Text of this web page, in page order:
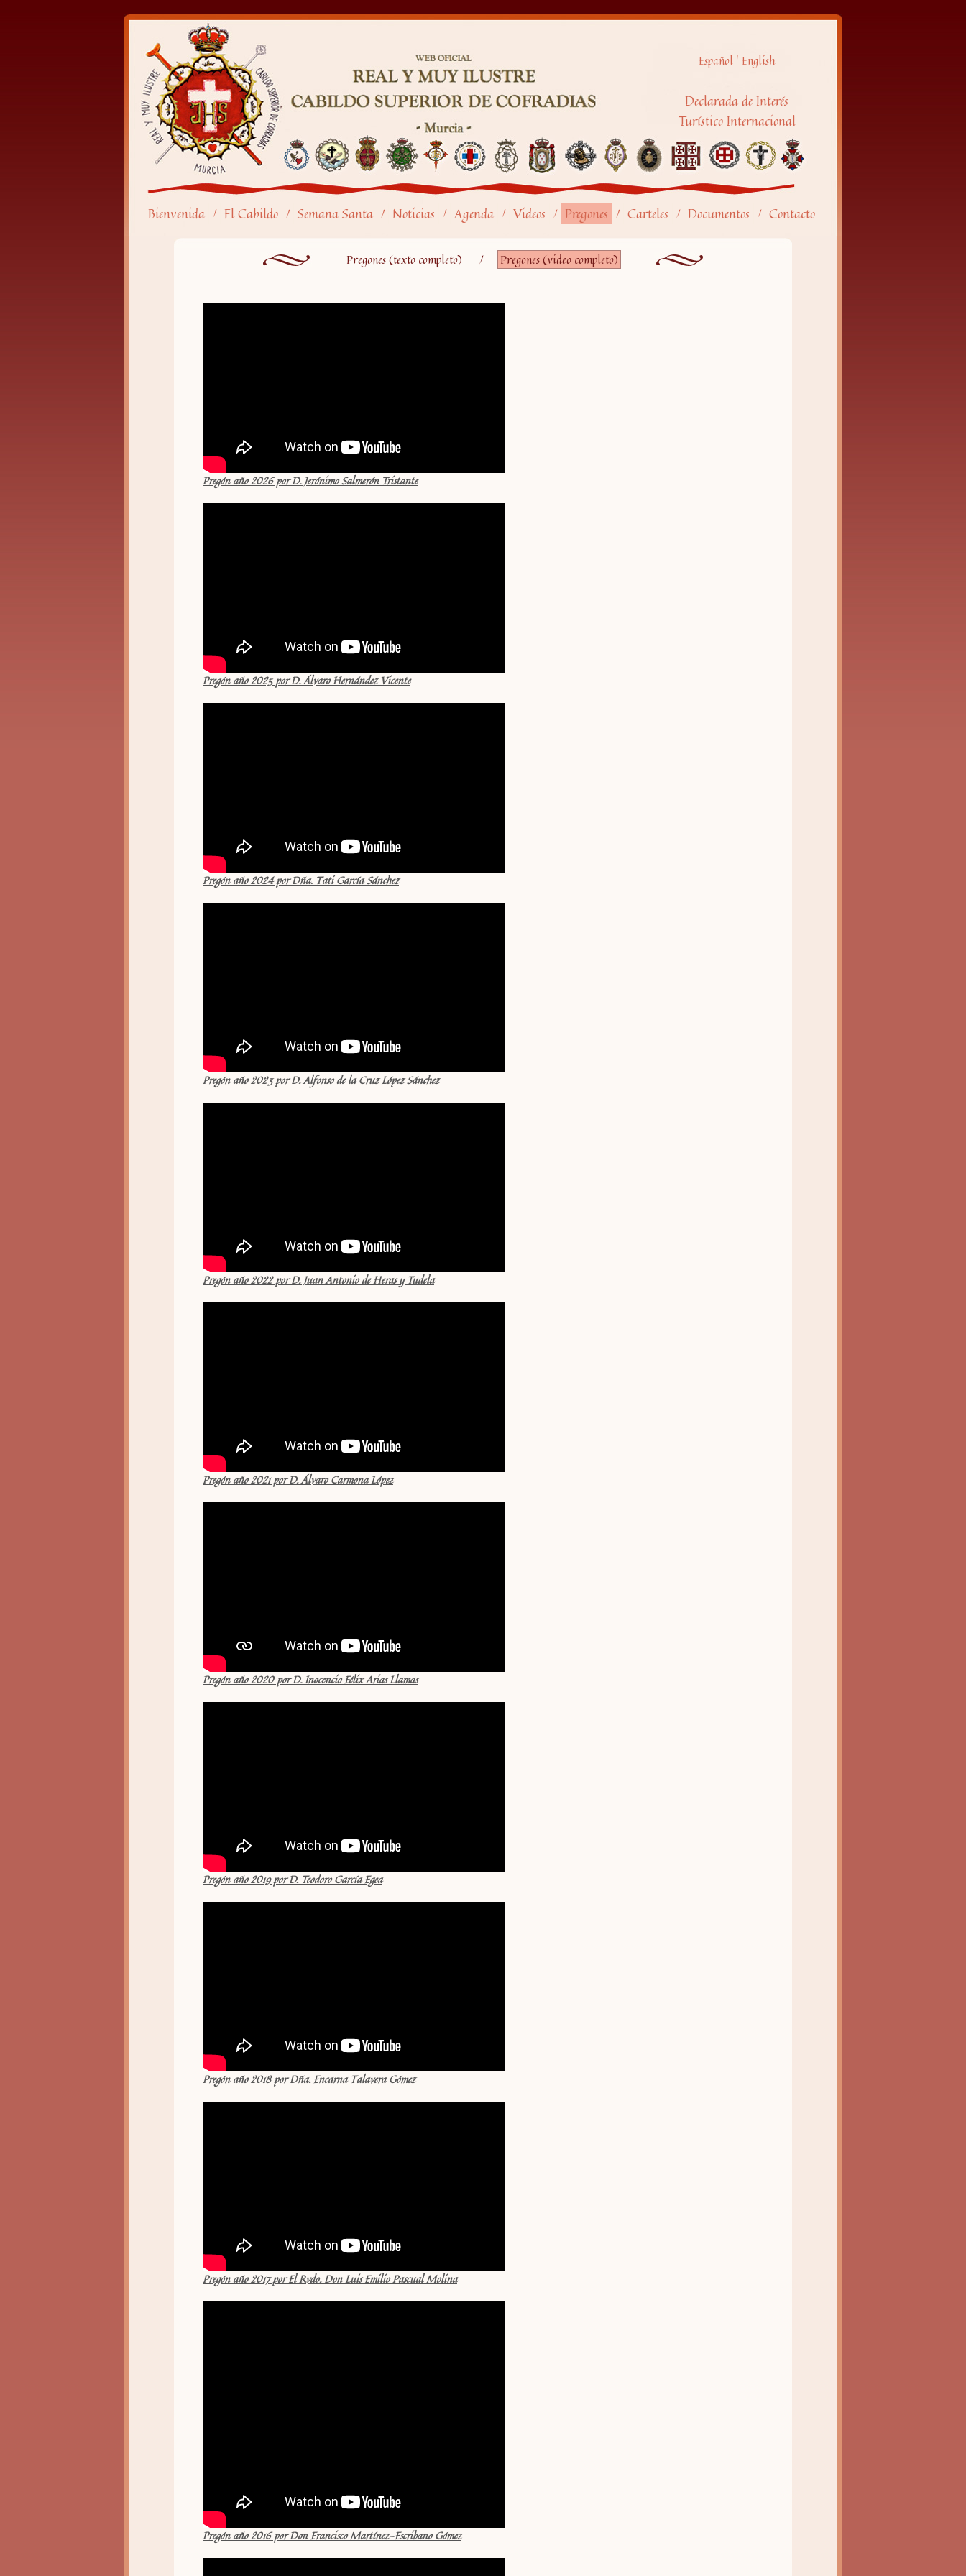
Español| English
Declarada de Interés
Turístico Internacional
Bienvenida / El Cabildo / Semana Santa / Noticias / Agenda / Videos / Pregones / Carteles / Documentos / Contacto
Pregones (texto completo) / Pregones (video completo)
Pregón año 2026 por D. Jerónimo Salmerón Tristante
Pregón año 2025 por D. Álvaro Hernández Vicente
Pregón año 2024 por Dña. Tati García Sánchez
Pregón año 2023 por D. Alfonso de la Cruz López Sánchez
Pregón año 2022 por D. Juan Antonio de Heras y Tudela
Pregón año 2021 por D. Álvaro Carmona López
Pregón año 2020 por D. Inocencio Félix Arias Llamas
Pregón año 2019 por D. Teodoro García Egea
Pregón año 2018 por Dña. Encarna Talavera Gómez
Pregón año 2017 por El Rvdo. Don Luis Emilio Pascual Molina
Pregón año 2016 por Don Francisco Martínez-Escribano Gómez